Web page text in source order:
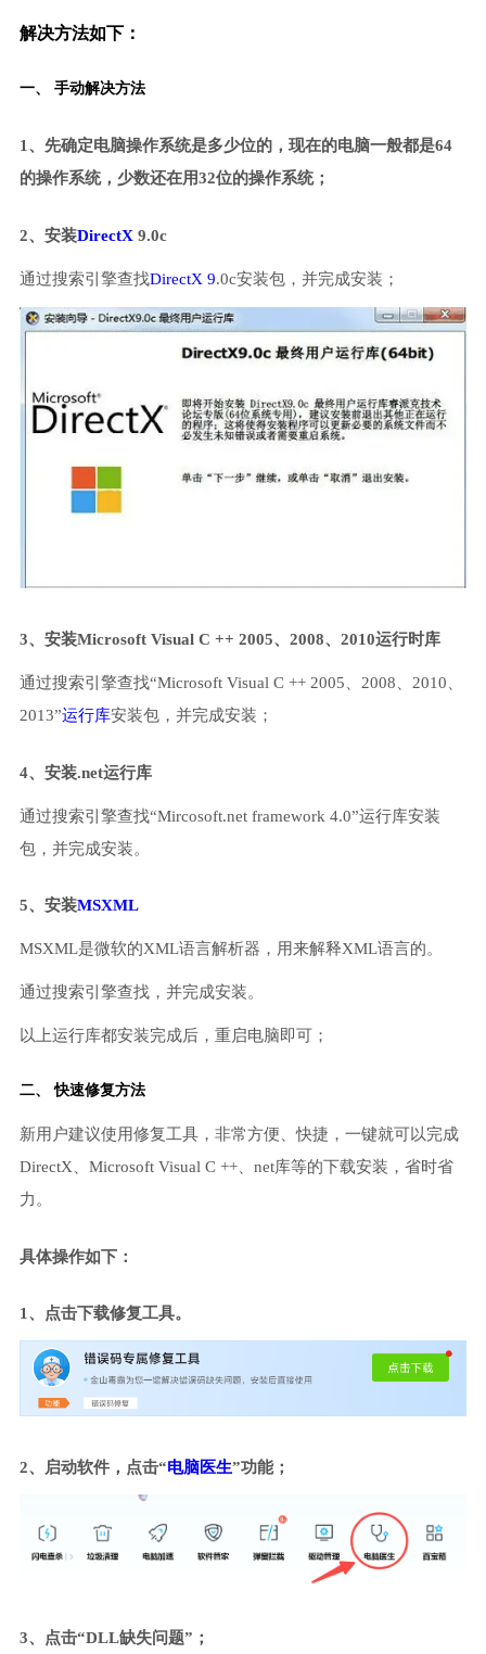
解决方法如下：
一、 手动解决方法
1、先确定电脑操作系统是多少位的，现在的电脑一般都是64
的操作系统，少数还在用32位的操作系统；
2、安装DirectX 9.0c
通过搜索引擎查找DirectX 9.0c安装包，并完成安装；
3、安装Microsoft Visual C ++ 2005、2008、2010运行时库
通过搜索引擎查找“Microsoft Visual C ++ 2005、2008、2010、
2013”运行库安装包，并完成安装；
4、安装.net运行库
通过搜索引擎查找“Mircosoft.net framework 4.0”运行库安装
包，并完成安装。
5、安装MSXML
MSXML是微软的XML语言解析器，用来解释XML语言的。
通过搜索引擎查找，并完成安装。
以上运行库都安装完成后，重启电脑即可；
二、 快速修复方法
新用户建议使用修复工具，非常方便、快捷，一键就可以完成
DirectX、Microsoft Visual C ++、net库等的下载安装，省时省
力。
具体操作如下：
1、点击下载修复工具。
2、启动软件，点击“电脑医生”功能；
3、点击“DLL缺失问题”；